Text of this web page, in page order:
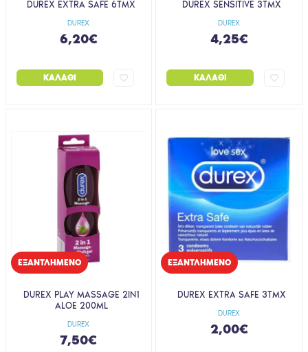
DUREX
DUREX EXTRA SAFE 6ΤΜΧ
6,20€
ΚΑΛΆΘΙ
DUREX
DUREX SENSITIVE 3ΤΜΧ
4,25€
ΚΑΛΆΘΙ
EΞΑΝΤΛΗΜΈΝΟ
DUREX
DUREX PLAY MASSAGE 2ΙΝ1
ALOE 200ML
7,50€
EΞΑΝΤΛΗΜΈΝΟ
DUREX
DUREX EXTRA SAFE 3ΤΜΧ
2,00€